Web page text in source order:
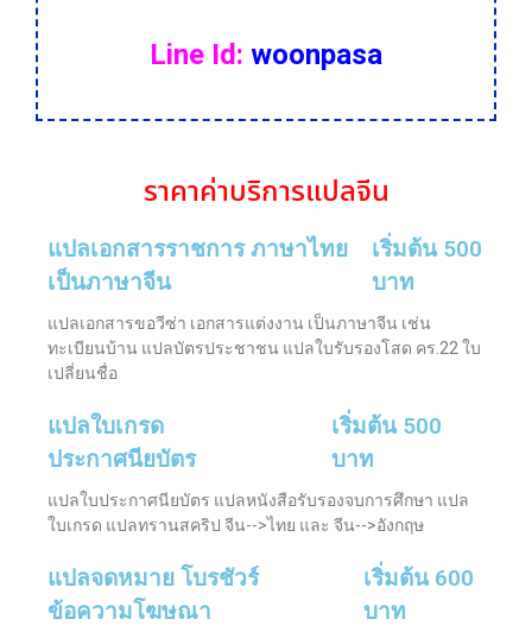
Line Id: woonpasa
ราคาค่าบริการแปลจีน
แปลเอกสารราชการ ภาษาไทย
เป็นภาษาจีน
เริ่มต้น 500
บาท
แปลเอกสารขอวีซ่า เอกสารแต่งงาน เป็นภาษาจีน เช่น
ทะเบียนบ้าน แปลบัตรประชาชน แปลใบรับรองโสด คร.22 ใบ
เปลี่ยนชื่อ
แปลใบเกรด
ประกาศนียบัตร
เริ่มต้น 500
บาท
แปลใบประกาศนียบัตร แปลหนังสือรับรองจบการศึกษา แปล
ใบเกรด แปลทรานสคริป จีน-->ไทย และ จีน-->อังกฤษ
แปลจดหมาย โบรชัวร์
ข้อความโฆษณา
เริ่มต้น 600
บาท